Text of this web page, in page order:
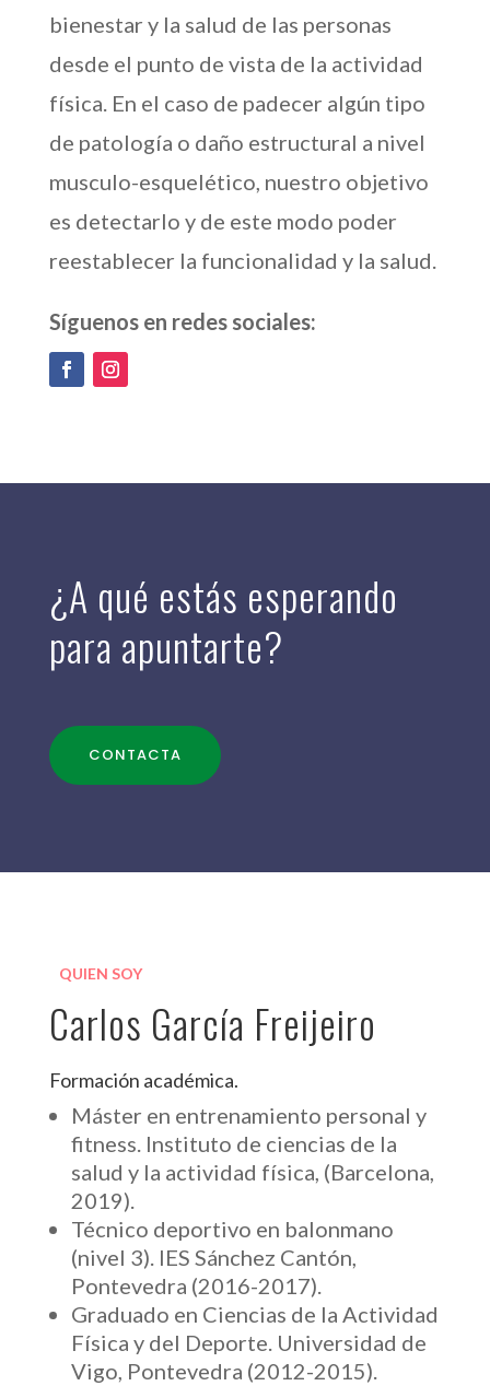
bienestar y la salud de las personas
desde el punto de vista de la actividad
física. En el caso de padecer algún tipo
de patología o daño estructural a nivel
musculo-esquelético, nuestro objetivo
es detectarlo y de este modo poder
reestablecer la funcionalidad y la salud.
Síguenos en redes sociales:
¿A qué estás esperando
para apuntarte?
CONTACTA
QUIEN SOY
Carlos García Freijeiro
Formación académica.
Máster en entrenamiento personal y
fitness. Instituto de ciencias de la
salud y la actividad física, (Barcelona,
2019).
Técnico deportivo en balonmano
(nivel 3). IES Sánchez Cantón,
Pontevedra (2016-2017).
Graduado en Ciencias de la Actividad
Física y del Deporte. Universidad de
Vigo, Pontevedra (2012-2015).